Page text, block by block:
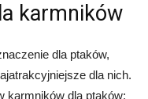
karmników
dla ptaków,
dla nich.
karmników dla ptaków: